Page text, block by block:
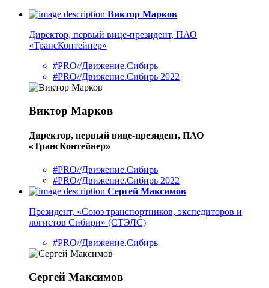
Виктор Марков
Директор, первый вице-президент, ПАО
«ТрансКонтейнер»
#PRO//Движение.Сибирь
#PRO//Движение.Сибирь 2022
Виктор Марков
Директор, первый вице-президент, ПАО
«ТрансКонтейнер»
#PRO//Движение.Сибирь
#PRO//Движение.Сибирь 2022
Сергей Максимов
Президент, «Союз транспортников, экспедиторов и
логистов Сибири» (СТЭЛС)
#PRO//Движение.Сибирь
Сергей Максимов